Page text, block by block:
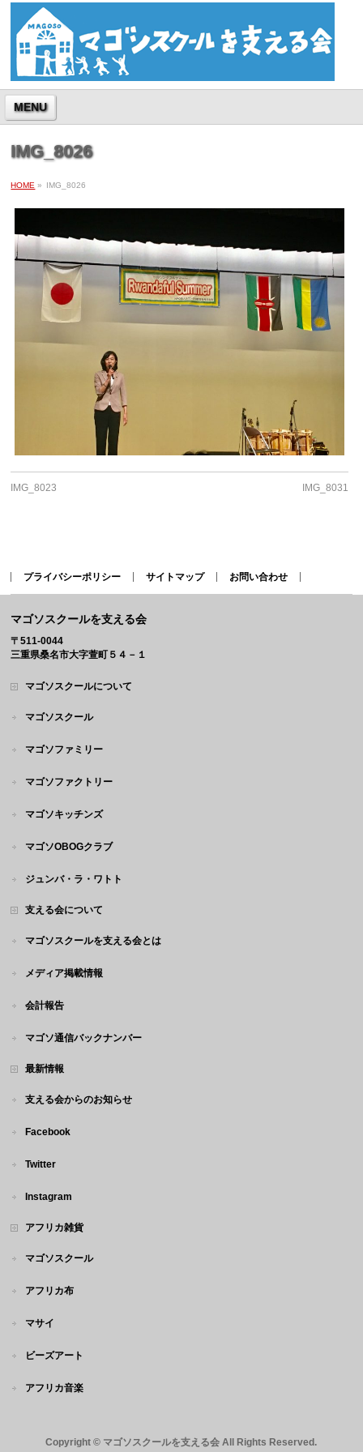
MENU
IMG_8026
HOME » IMG_8026
IMG_8023 IMG_8031
プライバシーポリシー サイトマップ お問い合わせ
マゴソスクールを支える会
〒511-0044
三重県桑名市大字萱町５４－１
マゴソスクールについて
マゴソスクール
マゴソファミリー
マゴソファクトリー
マゴソキッチンズ
マゴソOBOGクラブ
ジュンバ・ラ・ワトト
支える会について
マゴソスクールを支える会とは
メディア掲載情報
会計報告
マゴソ通信バックナンバー
最新情報
支える会からのお知らせ
Facebook
Twitter
Instagram
アフリカ雑貨
マゴソスクール
アフリカ布
マサイ
ビーズアート
アフリカ音楽
Copyright © マゴソスクールを支える会 All Rights Reserved.